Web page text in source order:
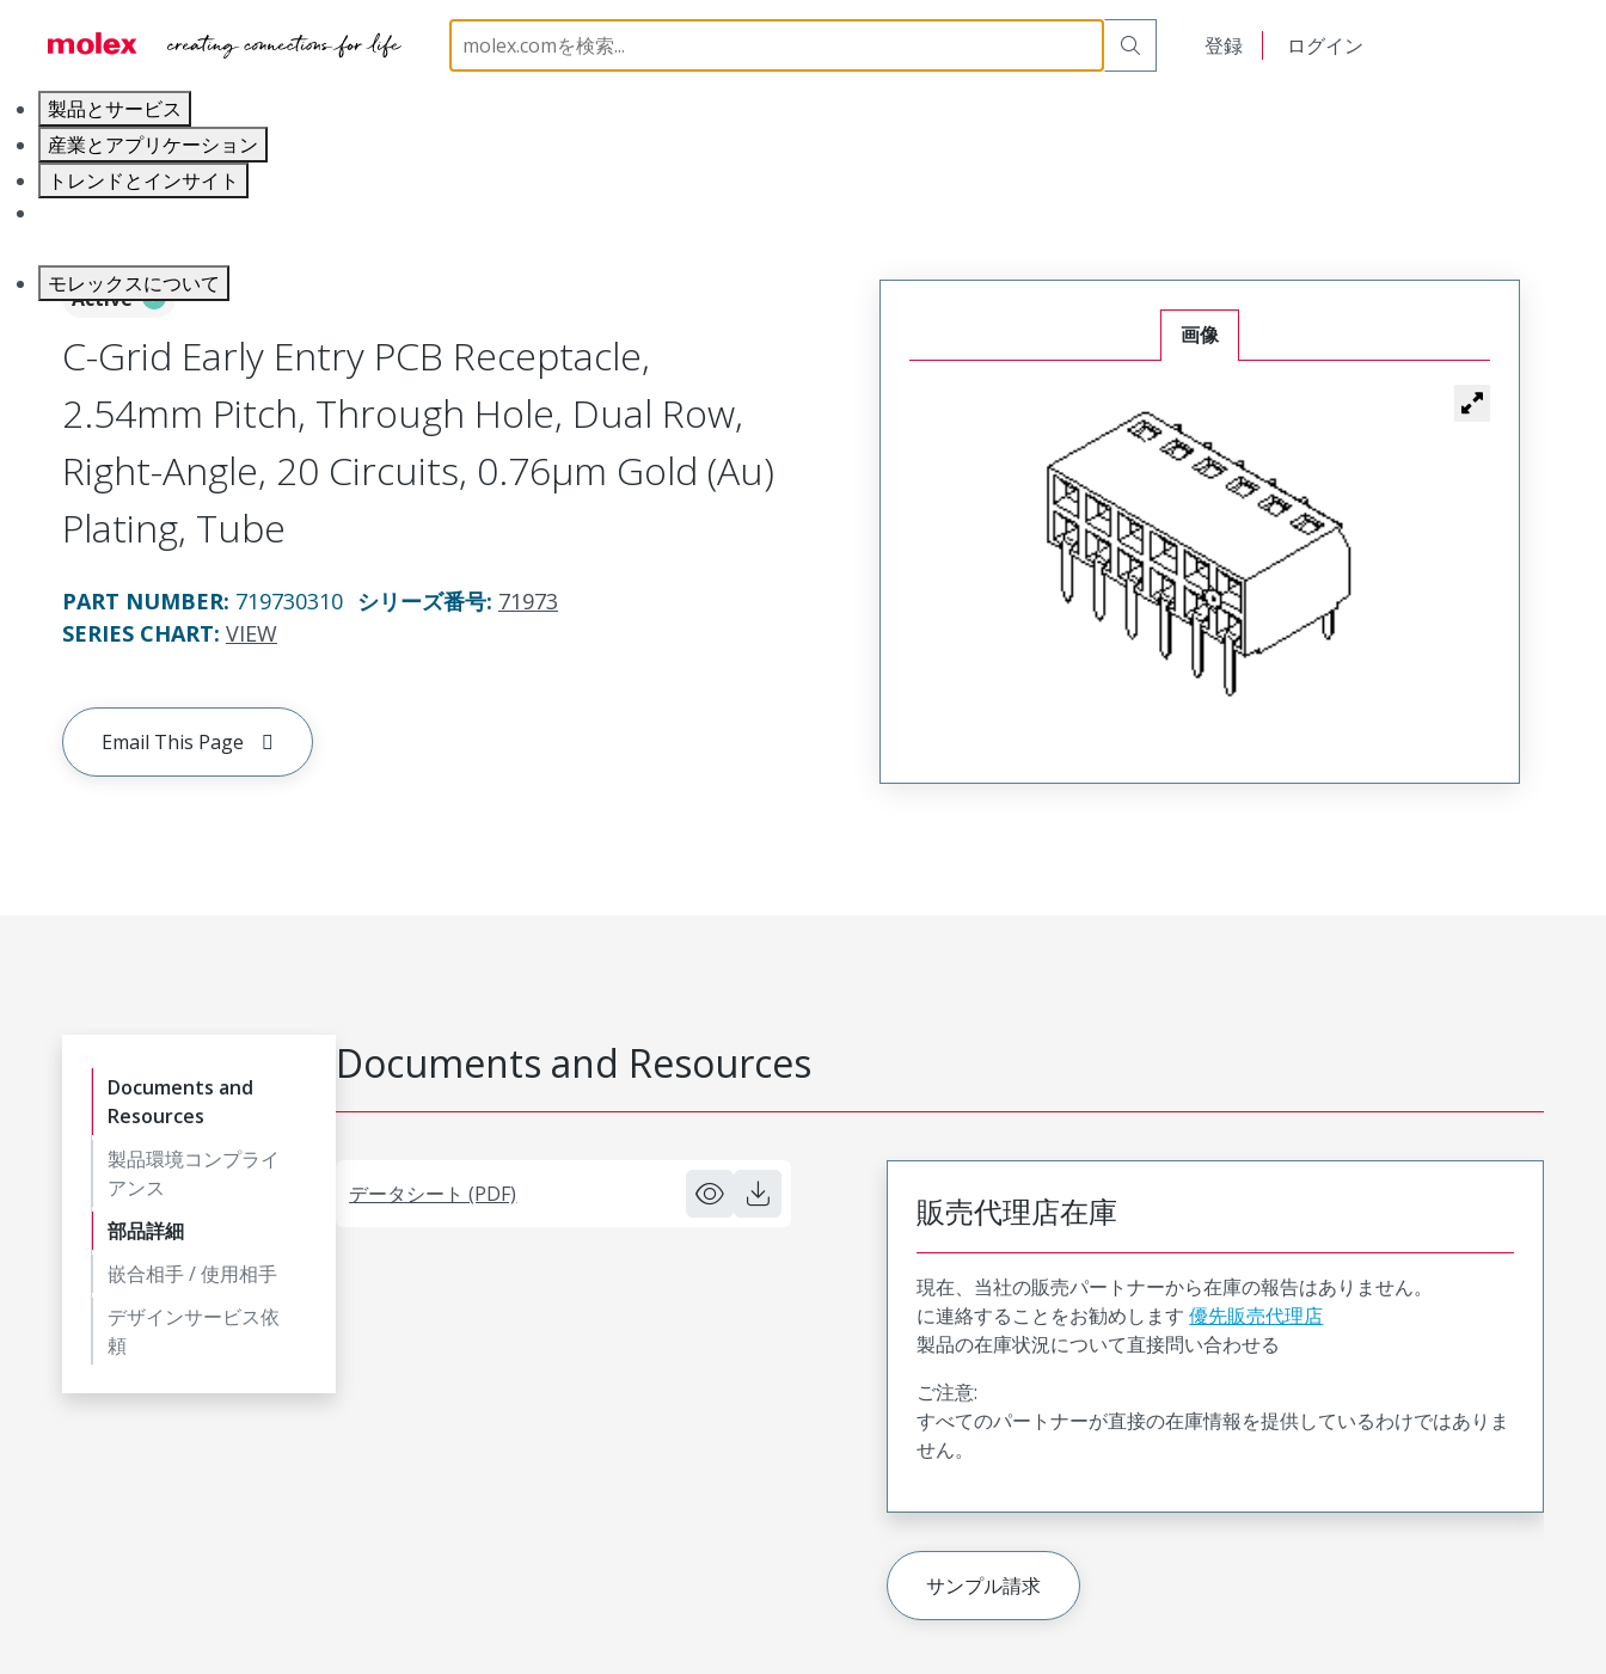
登録 ログイン
製品とサービス
産業とアプリケーション
トレンドとインサイト
モレックスについて
PCB / Wire Connectors PCB Headers and Receptacles 71973 719730310
Active
C-Grid Early Entry PCB Receptacle,
2.54mm Pitch, Through Hole, Dual Row,
Right-Angle, 20 Circuits, 0.76µm Gold (Au)
Plating, Tube
PART NUMBER: 719730310 シリーズ番号: 71973
SERIES CHART: VIEW
Email This Page
画像
Documents and
Resources
製品環境コンプライ
アンス
部品詳細
嵌合相手 / 使用相手
デザインサービス依
頼
Documents and Resources
データシート (PDF) 販売代理店在庫
現在、当社の販売パートナーから在庫の報告はありません。
に連絡することをお勧めします 優先販売代理店
製品の在庫状況について直接問い合わせる
ご注意:
すべてのパートナーが直接の在庫情報を提供しているわけではありま
せん。
サンプル請求